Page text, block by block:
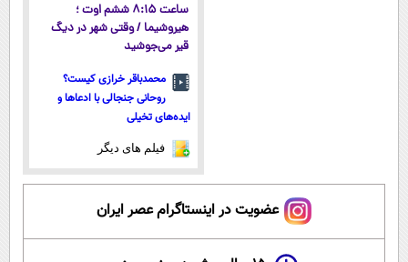
ساعت ۸:۱۵ ششم اوت ؛
هیروشیما / وقتی شهر در دیگ
قیر می‌جوشید
محمدباقر خرازی کیست؟
روحانی جنجالی با ادعاها و
ایده‌های تخیلی
فیلم های دیگر
عضویت در اینستاگرام عصر ایران